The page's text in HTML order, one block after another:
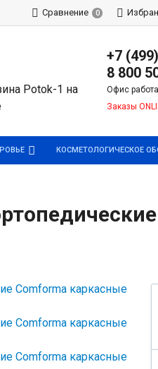
Сравнение 0
+7
8 800
Офис
Заказы
КОСМЕТОЛОГИЧЕСКОЕ